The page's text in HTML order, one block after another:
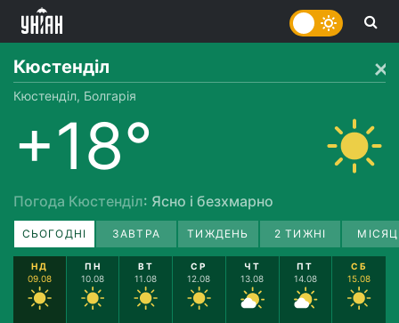
Кюстенділ
Кюстенділ, Болгарія
+18°
Погода Кюстенділ: Ясно і безхмарно
СЬОГОДНІ ЗАВТРА ТИЖДЕНЬ 2 ТИЖНІ
НД
09.08
ПН
10.08
ВТ
11.08
СР
12.08
ЧТ
13.08
ПТ
14.08
СБ
15.08